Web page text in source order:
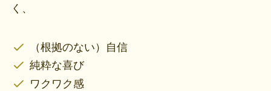
く、
（根拠のない）自信
純粋な喜び
ワクワク感